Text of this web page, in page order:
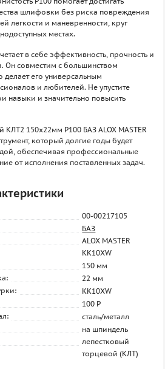
шлифовки без риска повреждения
легкости и маневренности, круг
местах.
в себе эффективность, прочность и
Он совместим с большинством
его универсальным
и любителей. Не упустите
навыки и значительно повысить
150х22мм P100 БАЗ ALOX MASTER
который долгие годы будет
обеспечивая профессиональные
от исполнения поставленных задач.
00-00217105
БАЗ
ALOX MASTER
KK10XW
150 мм
22 мм
KK10XW
100 P
сталь/металл
на шпиндель
лепестковый
торцевой (КЛТ)